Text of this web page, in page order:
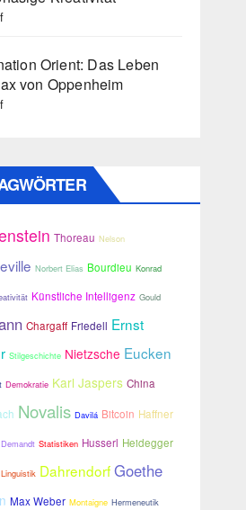
Orient: Das Leben
von Oppenheim
Thoreau Nelson
Norbert Elias Bourdieu Konrad
Künstliche Intelligenz Gould
Chargaff Friedell Ernst
Stilgeschichte Nietzsche Eucken
Demokratie Karl Jaspers China
Novalis Davilá Bitcoin Haffner
Demandt Statistiken Husserl Heidegger
Linguistik Dahrendorf Goethe
Max Weber Montaigne Hermeneutik